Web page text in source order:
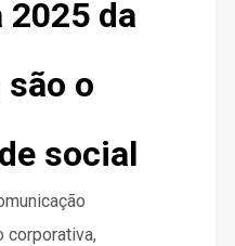
2025 da
são o
social
corporativa,